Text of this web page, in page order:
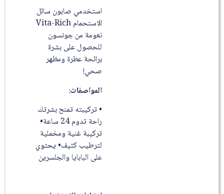
استخدمي صابون سائل
الاستحمام Vita-Rich
نعومة من جونسون
للحصول على بشرة
برائحة عطرة ومظهر
صحي!
المواصفات:
• تركيبته تمنح بشرتك
راحة تدوم 24 ساعة•
تركيبة غنية ومخملية
لترطيب كثيف• يحتوي
على البابايا والجلسرين